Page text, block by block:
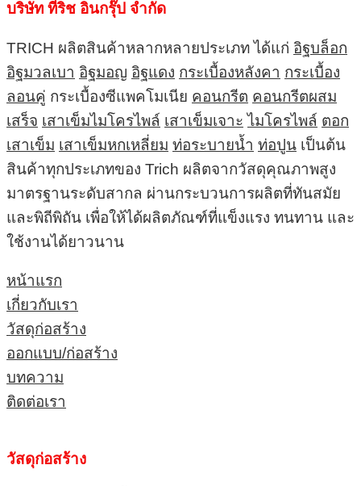
บริษัท ทีริช อินกรุ๊ป จำกัด
TRICH ผลิตสินค้าหลากหลายประเภท ได้แก่ อิฐบล็อก
อิฐมวลเบา อิฐมอญ อิฐแดง กระเบื้องหลังคา กระเบื้อง
ลอนคู่ กระเบื้องซีแพคโมเนีย คอนกรีต คอนกรีตผสม
เสร็จ เสาเข็มไมโครไพล์ เสาเข็มเจาะ ไมโครไพล์ ตอก
เสาเข็ม เสาเข็มหกเหลี่ยม ท่อระบายน้ำ ท่อปูน เป็นต้น
สินค้าทุกประเภทของ Trich ผลิตจากวัสดุคุณภาพสูง
มาตรฐานระดับสากล ผ่านกระบวนการผลิตที่ทันสมัย
และพิถีพิถัน เพื่อให้ได้ผลิตภัณฑ์ที่แข็งแรง ทนทาน และ
ใช้งานได้ยาวนาน
หน้าแรก
เกี่ยวกับเรา
วัสดุก่อสร้าง
ออกแบบ/ก่อสร้าง
บทความ
ติดต่อเรา
วัสดุก่อสร้าง